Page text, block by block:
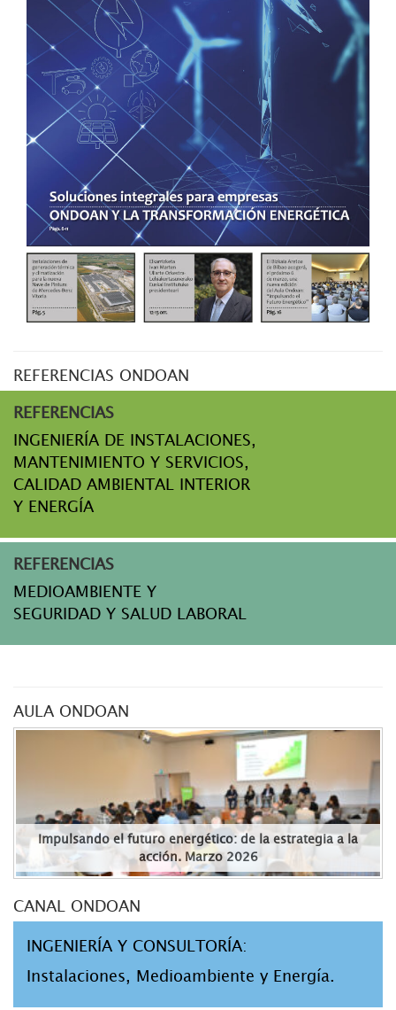
REFERENCIAS ONDOAN
REFERENCIAS
INGENIERÍA DE INSTALACIONES,
MANTENIMIENTO Y SERVICIOS,
CALIDAD AMBIENTAL INTERIOR
Y ENERGÍA
REFERENCIAS
MEDIOAMBIENTE Y
SEGURIDAD Y SALUD LABORAL
AULA ONDOAN
Impulsando el futuro energético: de la estrategia a la
acción. Marzo 2026
CANAL ONDOAN
INGENIERÍA Y CONSULTORÍA:
Instalaciones, Medioambiente y Energía.